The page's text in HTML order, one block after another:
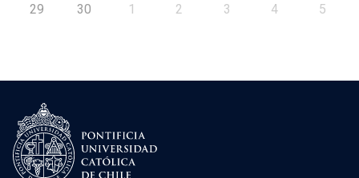
29 30 1 2 3 4 5